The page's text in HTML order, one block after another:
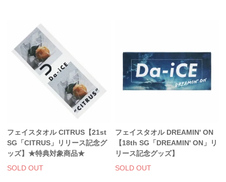
フェイスタオル CITRUS【21st
SG「CITRUS」リリース記念グ
ッズ】★特典対象商品★
SOLD OUT
フェイスタオル DREAMIN' ON
【18th SG「DREAMIN' ON」リ
リース記念グッズ】
SOLD OUT